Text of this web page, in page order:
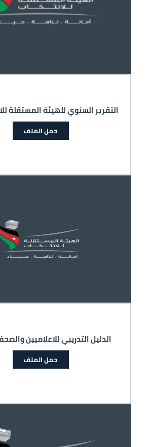
التقرير السنوي للهيئة المستقلة
حمل الملف
الدليل التدريبي للاعلاميين
حمل الملف